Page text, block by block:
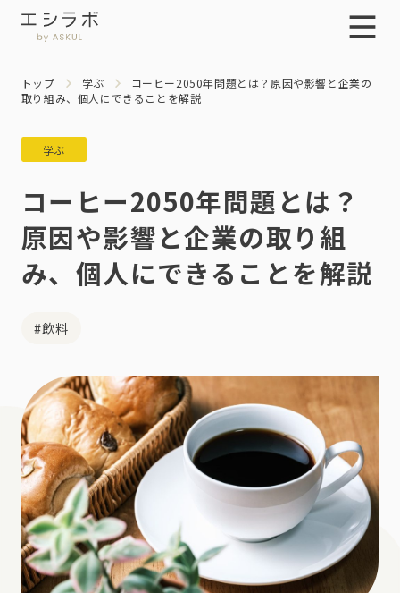
トップ 学ぶ
コーヒー2050年問題とは？原因や影響と企業の
取り組み、個人にできることを解説
学ぶ
コーヒー2050年問題とは？
原因や影響と企業の取り組
み、個人にできることを解説
#飲料